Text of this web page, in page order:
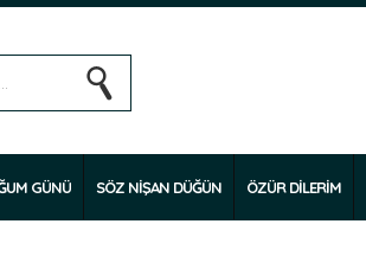
GÜNÜ SÖZ NİŞAN DÜĞÜN ÖZÜR DİLERİM